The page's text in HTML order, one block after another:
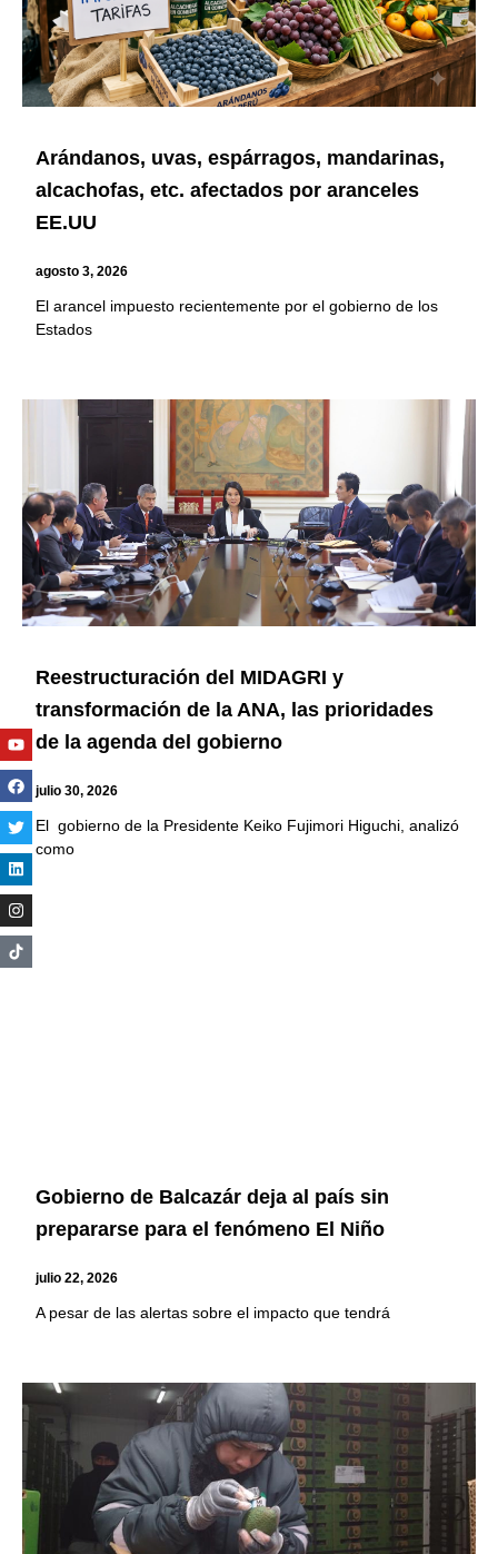
Arándanos, uvas, espárragos, mandarinas,
alcachofas, etc. afectados por aranceles
EE.UU
agosto 3, 2026
El arancel impuesto recientemente por el gobierno de los
Estados
Reestructuración del MIDAGRI y
transformación de la ANA, las prioridades
de la agenda del gobierno
julio 30, 2026
El gobierno de la Presidente Keiko Fujimori Higuchi, analizó
como
Gobierno de Balcazár deja al país sin
prepararse para el fenómeno El Niño
julio 22, 2026
A pesar de las alertas sobre el impacto que tendrá
Youtube
Facebook
Twitter
Linkedin
Instagram